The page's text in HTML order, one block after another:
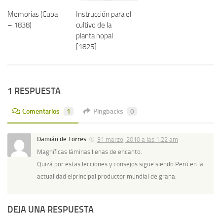
Memorias (Cuba
– 1838)
Instrucción para el
cultivo de la
planta nopal
[1825]
1 RESPUESTA
Comentarios 1 Pingbacks 0
Damián de Torres
31 marzo, 2010 a las 1:22 am
Magníficas láminas llenas de encanto.
Quizá por estas lecciones y consejos sigue siendo Perú en la
actualidad elprincipal productor mundial de grana.
DEJA UNA RESPUESTA